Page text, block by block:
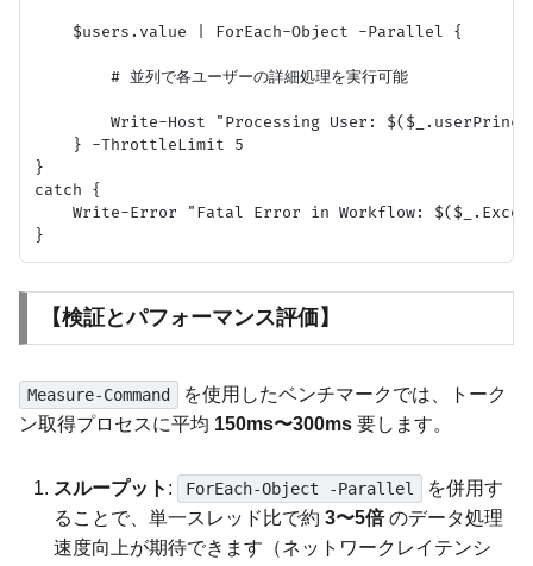
    $users.value | ForEach-Object -Parallel {
        # 並列で各ユーザーの詳細処理を実行可能
Write-Host "Processing User:
    } -ThrottleLimit 5
}
catch {
Write-Error "Fatal Error in Workflow:
【検証とパフォーマンス評価】
Measure-Command
を使用したベンチマークでは、トーク
ン取得プロセスに平均 150ms〜300ms 要します。
スループット : ForEach-Object -Parallel
を併用す
ることで、単一スレッド比で約3〜5倍のデータ処理
速度向上が期待できます（ネットワークレイテンシ